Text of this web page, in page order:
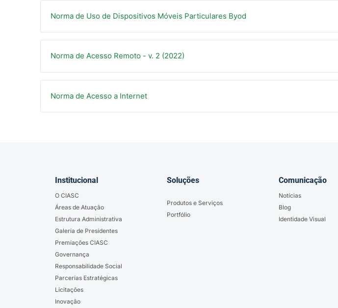
Norma de Uso de Dispositivos Móveis Particulares Byod
Norma de Acesso Remoto - v. 2 (2022)
Norma de Acesso a Internet
Institucional
O CIASC
Áreas de Atuação
Estrutura Administrativa
Galeria de Presidentes
Premiações CIASC
Governança
Responsabilidade Social
Parcerias Estratégicas
Licitações
Inovação
Soluções
Produtos e Serviços
Portfólio
Comunicação
Notícias
Blog
Identidade Visual